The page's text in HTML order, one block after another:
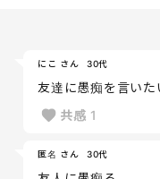
にこ さん 30代
友達に愚痴を言いた
共感 1
匿名 さん 30代